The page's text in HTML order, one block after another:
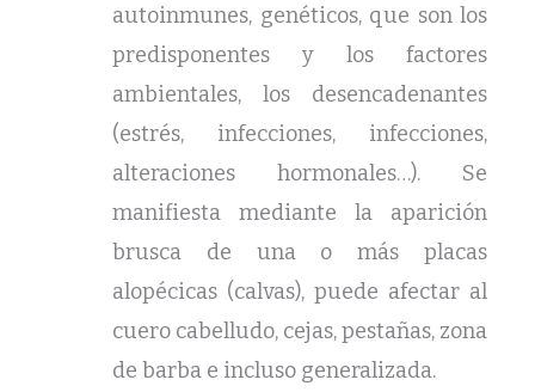
autoinmunes, genéticos, que son los
predisponentes y los factores
ambientales, los desencadenantes
(estrés, infecciones, infecciones,
alteraciones hormonales…). Se
manifiesta mediante la aparición
brusca de una o más placas
alopécicas (calvas), puede afectar al
cuero cabelludo, cejas, pestañas, zona
de barba e incluso generalizada.